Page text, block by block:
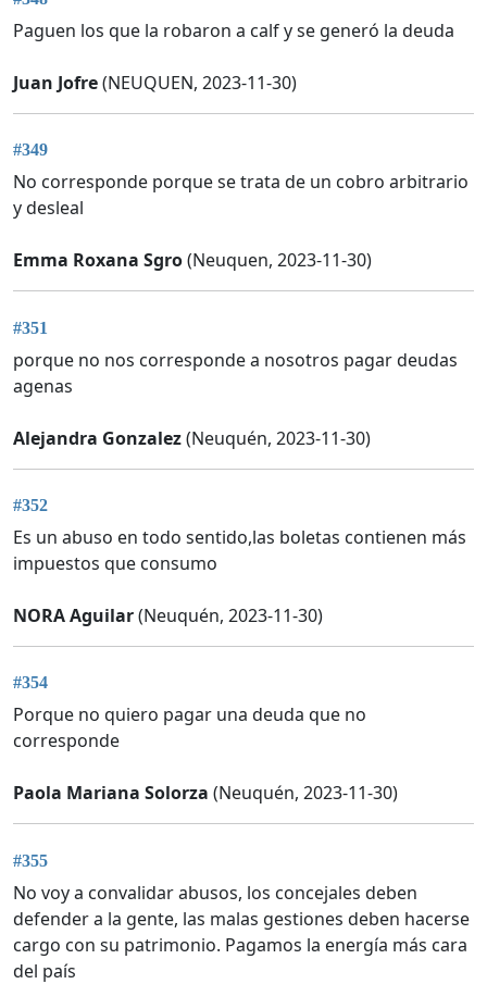
Paguen los que la robaron a calf y se generó la deuda
Juan Jofre(NEUQUEN, 2023-11-30)
#349
No corresponde porque se trata de un cobro arbitrario
y desleal
Emma Roxana Sgro(Neuquen, 2023-11-30)
#351
porque no nos corresponde a nosotros pagar deudas
agenas
Alejandra Gonzalez(Neuquén, 2023-11-30)
#352
Es un abuso en todo sentido,las boletas contienen más
impuestos que consumo
NORA Aguilar(Neuquén, 2023-11-30)
#354
Porque no quiero pagar una deuda que no
corresponde
Paola Mariana Solorza (Neuquén, 2023-11-30)
#355
No voy a convalidar abusos, los concejales deben
defender a la gente, las malas gestiones deben hacerse
cargo con su patrimonio. Pagamos la energía más cara
del país